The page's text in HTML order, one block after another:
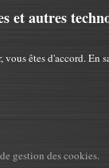
et autres
vous êtes d'accord.En
gestion des cookies.